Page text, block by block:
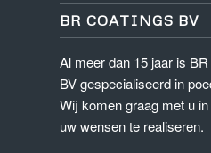
BR COATINGS BV
Al meer dan 15 jaar is
BV gespecialiseerd in
Wij komen graag met u
uw wensen te realiseren.